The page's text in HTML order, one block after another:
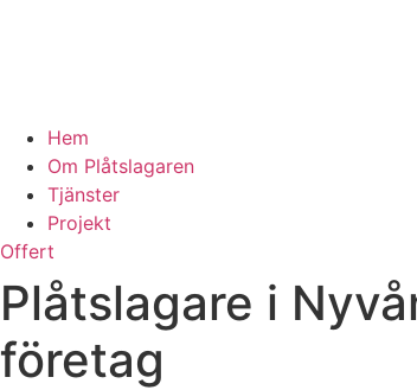
Hem
Om Plåtslagaren
Tjänster
Projekt
Offert
Plåtslagare i
företag